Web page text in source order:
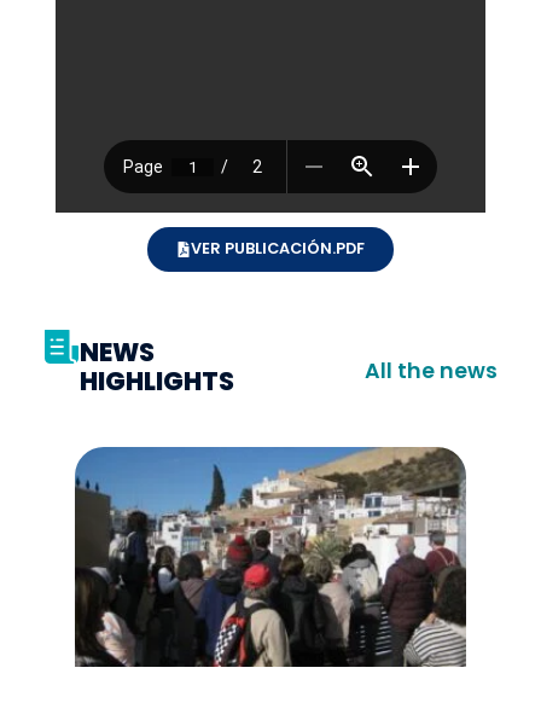
VER PUBLICACIÓN.PDF
NEWS
HIGHLIGHTS
All the news